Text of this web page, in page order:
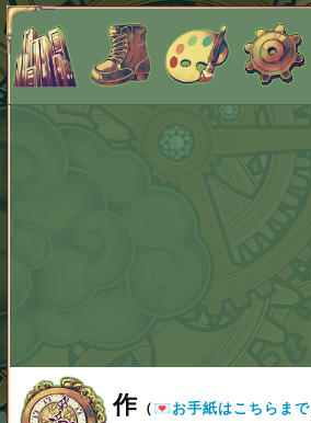
作 （ 💌お手紙はこちらまで